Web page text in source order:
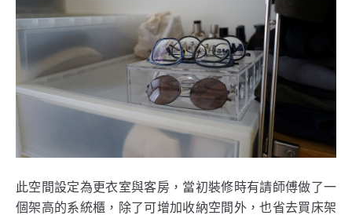
此空間設定為更衣室與客房，當初裝修時有請師傅做了一
個架高的系統櫃，除了可增加收納空間外，也省去買床架